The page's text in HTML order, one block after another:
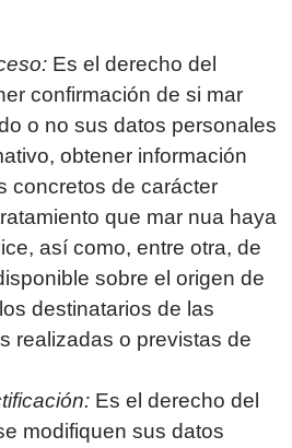
Es el derecho del
confirmación de si mar
o no sus datos personales
obtener información
concretos de carácter
que mar nua haya
así como, entre otra, de
sobre el origen de
destinatarios de las
realizadas o previstas de
Es el derecho del
modifiquen sus datos